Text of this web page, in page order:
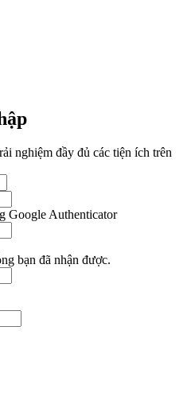
nghiệm đầy đủ các tiện ích trên
Google Authenticator
bạn đã nhận được.